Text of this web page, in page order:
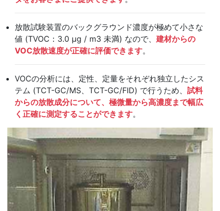
放散試験装置のバックグラウンド濃度が極めて小さな
値 (TVOC：3.0 μg / m3 未満) なので、 建材からの
VOC放散速度が正確に評価できます。
VOCの分析には、定性、定量をそれぞれ独立したシス
テム (TCT-GC/MS、TCT-GC/FID) で行うため、 試料
からの放散成分について、極微量から高濃度まで幅広
く正確に測定することができます。